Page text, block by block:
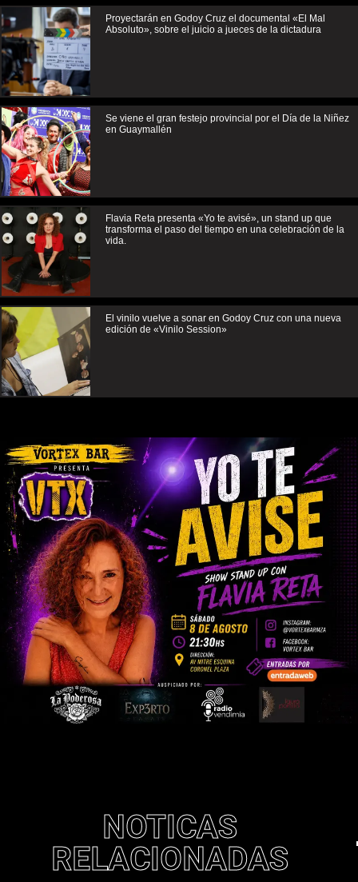
Proyectarán en Godoy Cruz el documental «El Mal
Absoluto», sobre el juicio a jueces de la dictadura
Se viene el gran festejo provincial por el Día de la Niñez
en Guaymallén
Flavia Reta presenta «Yo te avisé», un stand up que
transforma el paso del tiempo en una celebración de la
vida.
El vinilo vuelve a sonar en Godoy Cruz con una nueva
edición de «Vinilo Session»
NOTICAS
RELACIONADAS